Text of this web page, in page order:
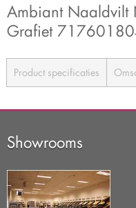
Ambiant Naaldvilt
Grafiet
Product specificaties
Showrooms